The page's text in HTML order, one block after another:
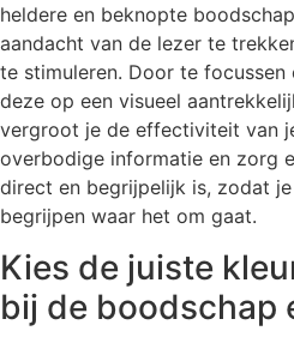
heldere en beknopte
aandacht van de lezer te
te stimuleren. Door te
deze op een visueel
vergroot je de effectiviteit van
overbodige informatie en zorg
direct en begrijpelijk is, zodat
begrijpen waar het om gaat.
Kies de juiste
bij de boodschap